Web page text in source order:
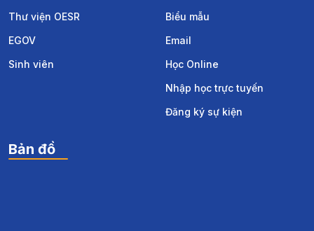
Thư viện OESR
EGOV
Sinh viên
Biểu mẫu
Email
Học Online
Nhập học trực tuyến
Đăng ký sự kiện
Bản đồ